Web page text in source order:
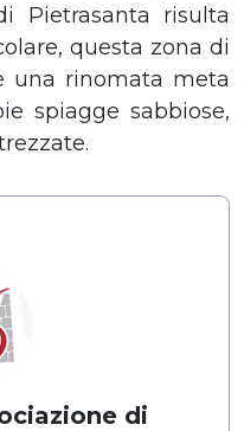
Pietrasanta risulta
questa zona di
una rinomata meta
spiagge sabbiose,
di